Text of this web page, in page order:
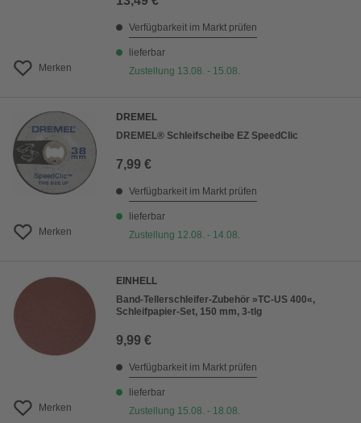
Merken
Verfügbarkeit im Markt prüfen
lieferbar
Zustellung 13.08. - 15.08.
Merken
DREMEL
DREMEL® Schleifscheibe EZ SpeedClic
7,99 €
Verfügbarkeit im Markt prüfen
lieferbar
Zustellung 12.08. - 14.08.
Merken
EINHELL
Band-Tellerschleifer-Zubehör »TC-US 400«,
Schleifpapier-Set, 150 mm, 3-tlg
9,99 €
Verfügbarkeit im Markt prüfen
lieferbar
Zustellung 15.08. - 18.08.